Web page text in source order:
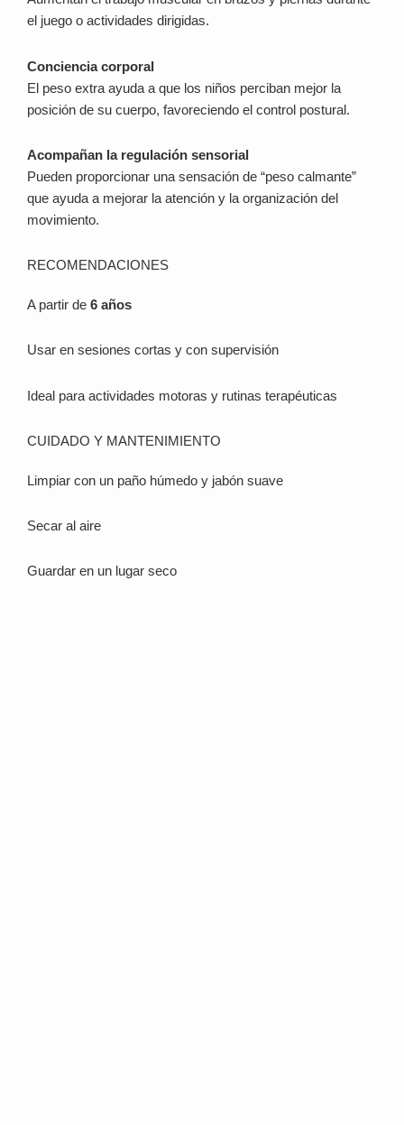
el juego o actividades dirigidas.
Conciencia corporal
El peso extra ayuda a que los niños perciban mejor la
posición de su cuerpo, favoreciendo el control postural.
Acompañan la regulación sensorial
Pueden proporcionar una sensación de “peso calmante”
que ayuda a mejorar la atención y la organización del
movimiento.
RECOMENDACIONES
A partir de 6 años
Usar en sesiones cortas y con supervisión
Ideal para actividades motoras y rutinas terapéuticas
CUIDADO Y MANTENIMIENTO
Limpiar con un paño húmedo y jabón suave
Secar al aire
Guardar en un lugar seco